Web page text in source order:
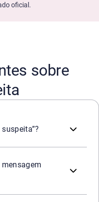
oficial.
sobre